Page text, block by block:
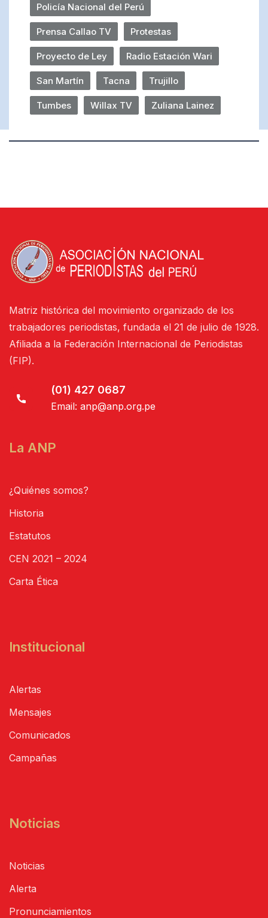
Policía Nacional del Perú
Prensa Callao TV Protestas
Proyecto de Ley Radio Estación Wari
San Martín Tacna Trujillo
Tumbes Willax TV Zuliana Lainez
Matriz histórica del movimiento organizado de los
trabajadores periodistas, fundada el 21 de julio de 1928.
Afiliada a la Federación Internacional de Periodistas
(FIP).
(01) 427 0687
Email: anp@anp.org.pe
La ANP
¿Quiénes somos?
Historia
Estatutos
CEN 2021 – 2024
Carta Ética
Institucional
Alertas
Mensajes
Comunicados
Campañas
Noticias
Noticias
Alerta
Pronunciamientos